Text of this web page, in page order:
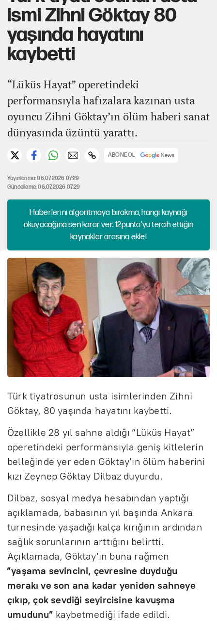
ismi Zihni Göktay 80
yaşında hayatını
kaybetti
“Lüküs Hayat” operetindeki
performansıyla hafızalara kazınan usta
oyuncu Zihni Göktay’ın ölüm haberi sanat
dünyasında üzüntü yarattı.
ABONE OL
Yayınlanma: 06.07.2026 07:29
Güncelleme: 06.07.2026 07:29
Haberlerini algoritmaya bırakma, hangi kaynağı
okuyacağına sen karar ver. 12punto'yu tercih ettiğin
kaynaklar arasına ekle!
Türk tiyatrosunun usta isimlerinden Zihni
Göktay, 80 yaşında hayatını kaybetti.
Özellikle 28 yıl sahne aldığı “Lüküs Hayat”
operetindeki performansıyla geniş kitlelerin
belleğinde yer eden Göktay’ın ölüm haberini
kızı Zeynep Göktay Dilbaz duyurdu.
Dilbaz, sosyal medya hesabından yaptığı
açıklamada, babasının yıl başında Ankara
turnesinde yaşadığı kalça kırığının ardından
sağlık sorunlarının arttığını belirtti.
Açıklamada, Göktay’ın buna rağmen
“yaşama sevincini, çevresine duyduğu
merakı ve son ana kadar yeniden sahneye
çıkıp, çok sevdiği seyircisine kavuşma
umudunu” kaybetmediği ifade edildi.